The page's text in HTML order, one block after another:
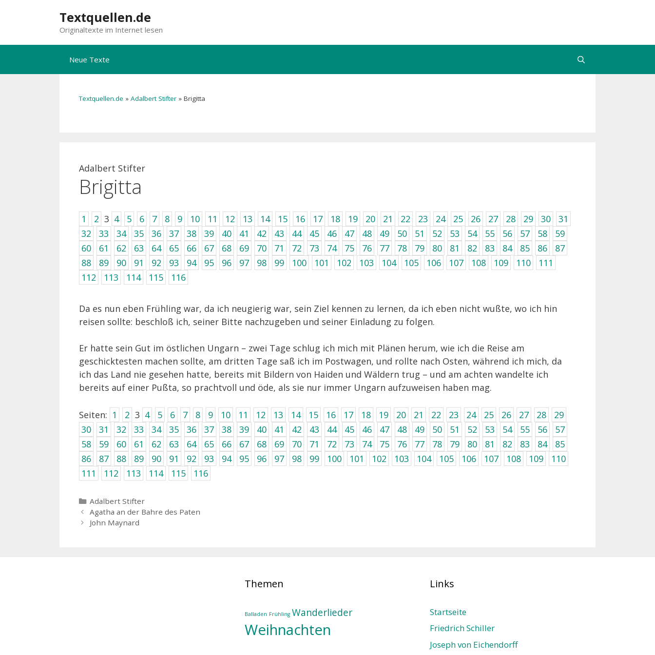
Textquellen.de
Originaltexte im Internet lesen
Neue Texte
Textquellen.de » Adalbert Stifter » Brigitta
Adalbert Stifter
Brigitta
1 2 3 4 5 6 7 8 9 10 11 12 13 14 15 16 17 18 19 20 21 22 23 24 25 26 27 28 29 30
31
32
33 34 35 36 37 38 39 40 41 42 43 44 45 46 47 48 49 50 51 52 53 54 55 56 57 58
59
60
61 62 63 64 65 66 67 68 69 70 71 72 73 74 75 76 77 78 79 80 81 82 83 84 85 86
87
88
89 90 91 92 93 94 95 96 97 98 99 100 101 102 103 104 105 106 107 108 109 110
111
112
113 114 115 116
Da es nun eben Frühling war, da ich neugierig war, sein Ziel kennen zu lernen, da ich eben nicht wußte, wo ich hin
reisen sollte: beschloß ich, seiner Bitte nachzugeben und seiner Einladung zu folgen.
Er hatte sein Gut im östlichen Ungarn – zwei Tage schlug ich mich mit Plänen herum, wie ich die Reise am
geschicktesten machen sollte, am dritten Tage saß ich im Postwagen, und rollte nach Osten, während ich mich, da
ich das Land nie gesehen hatte, bereits mit Bildern von Haiden und Wäldern trug – und am achten wandelte ich
bereits auf einer Pußta, so prachtvoll und öde, als sie nur immer Ungarn aufzuweisen haben mag.
Seiten: 1 2 3 4 5 6 7 8 9 10 11 12 13 14 15 16 17 18 19 20 21 22 23 24 25 26 27 28
29
30
31 32 33 34 35 36 37 38 39 40 41 42 43 44 45 46 47 48 49 50 51 52 53 54 55 56
57
58
59 60 61 62 63 64 65 66 67 68 69 70 71 72 73 74 75 76 77 78 79 80 81 82 83 84
85
86
87 88 89 90 91 92 93 94 95 96 97 98 99 100 101 102 103 104 105 106 107 108 109
110
111
112 113 114 115 116
Kategorien
Adalbert Stifter
Agatha an der Bahre des Paten
John Maynard
Themen
Balladen Frühling Wanderlieder
Weihnachten
Links
Startseite
Friedrich Schiller
Joseph von Eichendorff